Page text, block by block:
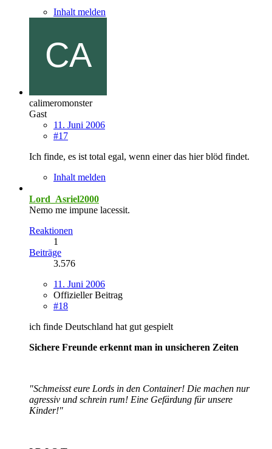
Inhalt melden
calimeromonster
Gast
11. Juni 2006
#17
Ich finde, es ist total egal, wenn einer das hier blöd findet.
Inhalt melden
Lord_Asriel2000
Nemo me impune lacessit.
Reaktionen
1
Beiträge
3.576
11. Juni 2006
Offizieller Beitrag
#18
ich finde Deutschland hat gut gespielt
Sichere Freunde erkennt man in unsicheren Zeiten
"Schmeisst eure Lords in den Container! Die machen nur
agressiv und schrein rum! Eine Gefärdung für unsere
Kinder!"